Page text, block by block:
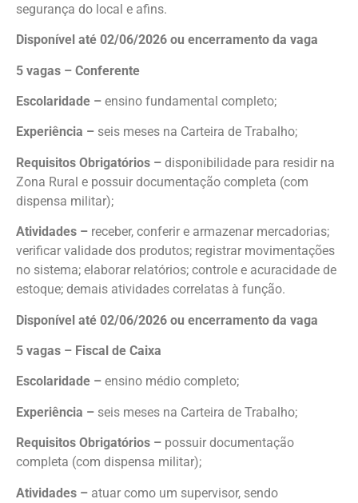
segurança do local e afins.
Disponível até 02/06/2026 ou encerramento da vaga
5 vagas – Conferente
Escolaridade – ensino fundamental completo;
Experiência – seis meses na Carteira de Trabalho;
Requisitos Obrigatórios – disponibilidade para residir na
Zona Rural e possuir documentação completa (com
dispensa militar);
Atividades – receber, conferir e armazenar mercadorias;
verificar validade dos produtos; registrar movimentações
no sistema; elaborar relatórios; controle e acuracidade de
estoque; demais atividades correlatas à função.
Disponível até 02/06/2026 ou encerramento da vaga
5 vagas – Fiscal de Caixa
Escolaridade – ensino médio completo;
Experiência – seis meses na Carteira de Trabalho;
Requisitos Obrigatórios – possuir documentação
completa (com dispensa militar);
Atividades – atuar como um supervisor, sendo